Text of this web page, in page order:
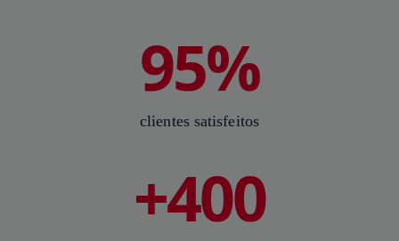
95%
clientes satisfeitos
+400